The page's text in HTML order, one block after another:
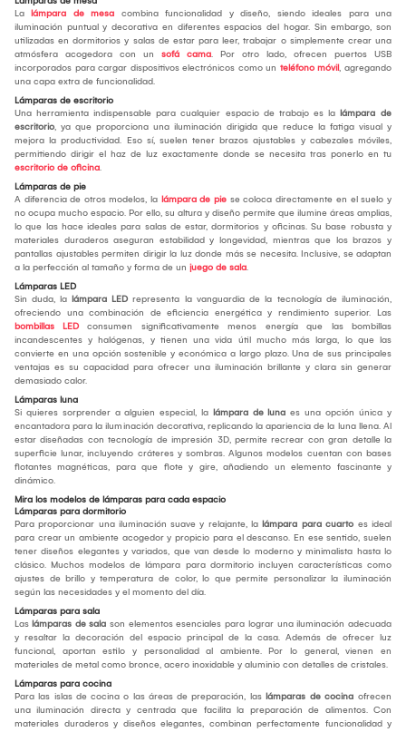
La lámpara de mesa combina funcionalidad y diseño, siendo ideales para una
iluminación puntual y decorativa en diferentes espacios del hogar. Sin embargo, son
utilizadas en dormitorios y salas de estar para leer, trabajar o simplemente crear una
atmósfera acogedora con un sofá cama. Por otro lado, ofrecen puertos USB
incorporados para cargar dispositivos electrónicos como un teléfono móvil, agregando
una capa extra de funcionalidad.
Lámparas de escritorio
Una herramienta indispensable para cualquier espacio de trabajo es la lámpara de
escritorio, ya que proporciona una iluminación dirigida que reduce la fatiga visual y
mejora la productividad. Eso sí, suelen tener brazos ajustables y cabezales móviles,
permitiendo dirigir el haz de luz exactamente donde se necesita tras ponerlo en tu
escritorio de oficina.
Lámparas de pie
A diferencia de otros modelos, la lámpara de pie se coloca directamente en el suelo y
no ocupa mucho espacio. Por ello, su altura y diseño permite que ilumine áreas amplias,
lo que las hace ideales para salas de estar, dormitorios y oficinas. Su base robusta y
materiales duraderos aseguran estabilidad y longevidad, mientras que los brazos y
pantallas ajustables permiten dirigir la luz donde más se necesita. Inclusive, se adaptan
a la perfección al tamaño y forma de un juego de sala.
Lámparas LED
Sin duda, la lámpara LED representa la vanguardia de la tecnología de iluminación,
ofreciendo una combinación de eficiencia energética y rendimiento superior. Las
bombillas LEDconsumen significativamente menos energía que las bombillas
incandescentes y halógenas, y tienen una vida útil mucho más larga, lo que las
convierte en una opción sostenible y económica a largo plazo. Una de sus principales
ventajas es su capacidad para ofrecer una iluminación brillante y clara sin generar
demasiado calor.
Lámparas luna
Si quieres sorprender a alguien especial, la lámpara de luna es una opción única y
encantadora para la iluminación decorativa, replicando la apariencia de la luna llena. Al
estar diseñadas con tecnología de impresión 3D, permite recrear con gran detalle la
superficie lunar, incluyendo cráteres y sombras. Algunos modelos cuentan con bases
flotantes magnéticas, para que flote y gire, añadiendo un elemento fascinante y
dinámico.
Mira los modelos de lámparas para cada espacio
Lámparas para dormitorio
Para proporcionar una iluminación suave y relajante, la lámpara para cuarto es ideal
para crear un ambiente acogedor y propicio para el descanso. En ese sentido, suelen
tener diseños elegantes y variados, que van desde lo moderno y minimalista hasta lo
clásico. Muchos modelos de lámpara para dormitorio incluyen características como
ajustes de brillo y temperatura de color, lo que permite personalizar la iluminación
según las necesidades y el momento del día.
Lámparas para sala
Las lámparas de sala son elementos esenciales para lograr una iluminación adecuada
y resaltar la decoración del espacio principal de la casa. Además de ofrecer luz
funcional, aportan estilo y personalidad al ambiente. Por lo general, vienen en
materiales de metal como bronce, acero inoxidable y aluminio con detalles de cristales.
Lámparas para cocina
Para las islas de cocina o las áreas de preparación, las lámparas de cocina ofrecen
una iluminación directa y centrada que facilita la preparación de alimentos. Con
materiales duraderos y diseños elegantes, combinan perfectamente funcionalidad y